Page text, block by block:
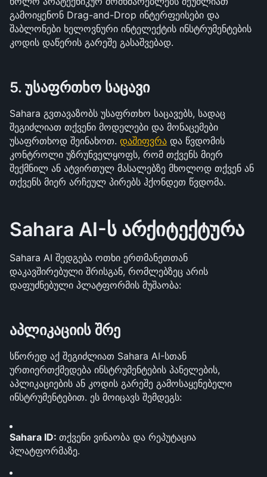
გამოიყენონ Drag-and-Drop ინტერფეისები და
შაბლონები ხელოვნური ინტელექტის ინსტრუმენტების
კოდის დაწერის გარეშე გასაშვებად.
5. უსაფრთხო საცავი
Sahara გვთავაზობს უსაფრთხო საცავებს, სადაც
შეგიძლიათ თქვენი მოდელები და მონაცემები
უსაფრთხოდ შეინახოთ. დაშიფვრა და წვდომის
კონტროლი უზრუნველყოფს, რომ თქვენს მიერ
შექმნილ ან ატვირთულ მასალებზე მხოლოდ თქვენ ან
თქვენს მიერ არჩეულ პირებს ჰქონდეთ წვდომა.
Sahara AI-ს არქიტექტურა
Sahara AI შედგება ოთხი ერთმანეთთან
დაკავშირებული შრისგან, რომლებზეც არის
დაფუძნებული პლატფორმის მუშაობა:
აპლიკაციის შრე
სწორედ აქ შეგიძლიათ Sahara AI-სთან
ურთიერთქმედება ინსტრუმენტების პანელების,
აპლიკაციების ან კოდის გარეშე გამოსაყენებელი
ინსტრუმენტებით. ეს მოიცავს შემდეგს:
Sahara ID: თქვენი ვინაობა და რეპუტაცია
პლატფორმაზე.